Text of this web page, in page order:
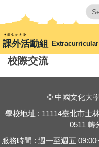
到
主
要
內
容
課外活動組
校際交流
© 中國文化大
學校地址 : 11114臺北市士
0511 轉
服務時間 : 週一至週五